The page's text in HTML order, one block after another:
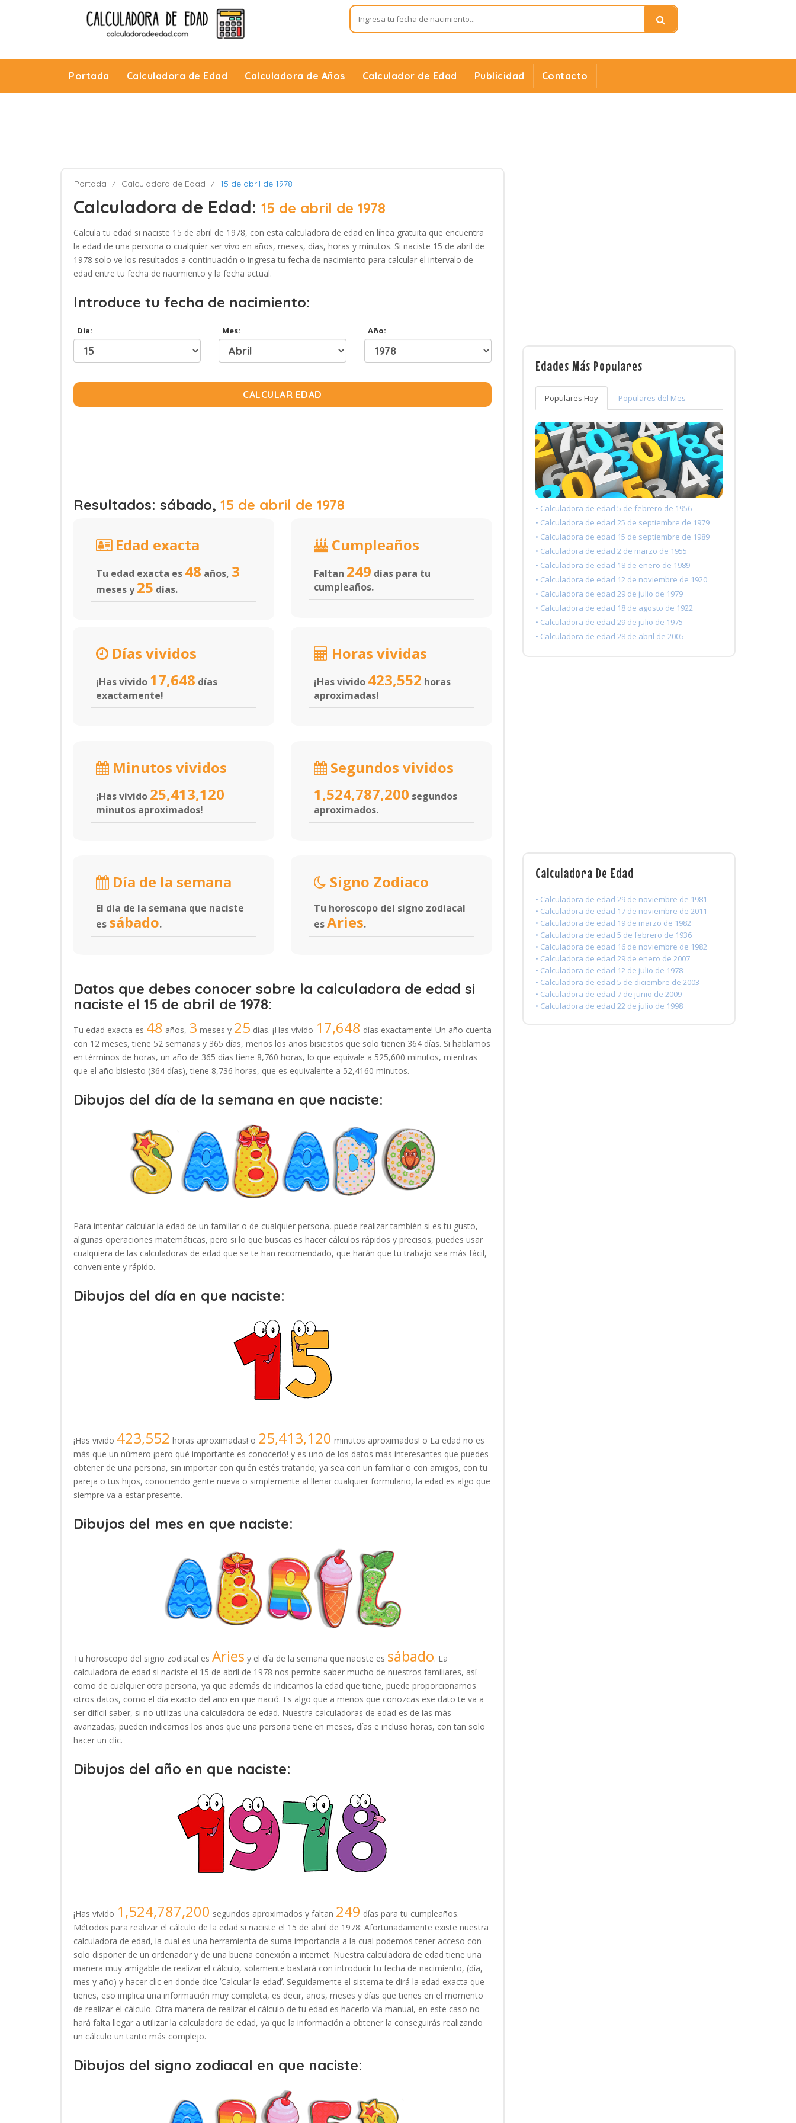
Portada Calculadora de Edad Calculadora de Años Calculador de Edad Publicidad Contacto
Portada Calculadora de Edad 15 de abril de 1978
Calculadora de Edad: 15 de abril de 1978
Calcula tu edad si naciste 15 de abril de 1978, con esta calculadora de edad en línea gratuita que encuentra
la edad de una persona o cualquier ser vivo en años, meses, días, horas y minutos. Si naciste 15 de abril de
1978 solo ve los resultados a continuación o ingresa tu fecha de nacimiento para calcular el intervalo de
edad entre tu fecha de nacimiento y la fecha actual.
Introduce tu fecha de nacimiento:
Día: Mes: Año:
CALCULAR EDAD
Resultados: sábado, 15 de abril de 1978
Edad exacta
Tu edad exacta es 48 años, 3
meses y25 días.
Cumpleaños
Faltan 249 días para tu
cumpleaños.
Días vividos
¡Has vivido 17,648 días
exactamente!
Horas vividas
¡Has vivido 423,552 horas
aproximadas!
Minutos vividos
¡Has vivido 25,413,120
minutos aproximados!
Segundos vividos
1,524,787,200 segundos
aproximados.
Día de la semana
El día de la semana que naciste
es sábado.
Signo Zodiaco
Tu horoscopo del signo zodiacal
esAries.
Datos que debes conocer sobre la calculadora de edad si
naciste el 15 de abril de 1978:
Tu edad exacta es 48 años, 3 meses y 25 días. ¡Has vivido 17,648 días exactamente! Un año cuenta
con 12 meses, tiene 52 semanas y 365 días, menos los años bisiestos que solo tienen 364 días. Si hablamos
en términos de horas, un año de 365 días tiene 8,760 horas, lo que equivale a 525,600 minutos, mientras
que el año bisiesto (364 días), tiene 8,736 horas, que es equivalente a 52,4160 minutos.
Dibujos del día de la semana en que naciste:
Para intentar calcular la edad de un familiar o de cualquier persona, puede realizar también si es tu gusto,
algunas operaciones matemáticas, pero si lo que buscas es hacer cálculos rápidos y precisos, puedes usar
cualquiera de las calculadoras de edad que se te han recomendado, que harán que tu trabajo sea más fácil,
conveniente y rápido.
Dibujos del día en que naciste:
¡Has vivido 423,552 horas aproximadas! o 25,413,120 minutos aproximados! o La edad no es
más que un número ¡pero qué importante es conocerlo! y es uno de los datos más interesantes que puedes
obtener de una persona, sin importar con quién estés tratando; ya sea con un familiar o con amigos, con tu
pareja o tus hijos, conociendo gente nueva o simplemente al llenar cualquier formulario, la edad es algo que
siempre va a estar presente.
Dibujos del mes en que naciste:
Tu horoscopo del signo zodiacal es Aries y el día de la semana que naciste es sábado. La
calculadora de edad si naciste el 15 de abril de 1978 nos permite saber mucho de nuestros familiares, así
como de cualquier otra persona, ya que además de indicarnos la edad que tiene, puede proporcionarnos
otros datos, como el día exacto del año en que nació. Es algo que a menos que conozcas ese dato te va a
ser difícil saber, si no utilizas una calculadora de edad. Nuestra calculadoras de edad es de las más
avanzadas, pueden indicarnos los años que una persona tiene en meses, días e incluso horas, con tan solo
hacer un clic.
Dibujos del año en que naciste:
¡Has vivido 1,524,787,200 segundos aproximados y faltan 249 días para tu cumpleaños.
Métodos para realizar el cálculo de la edad si naciste el 15 de abril de 1978: Afortunadamente existe nuestra
calculadora de edad, la cual es una herramienta de suma importancia a la cual podemos tener acceso con
solo disponer de un ordenador y de una buena conexión a internet. Nuestra calculadora de edad tiene una
manera muy amigable de realizar el cálculo, solamente bastará con introducir tu fecha de nacimiento, (día,
mes y año) y hacer clic en donde dice ʼCalcular la edadʼ. Seguidamente el sistema te dirá la edad exacta que
tienes, eso implica una información muy completa, es decir, años, meses y días que tienes en el momento
de realizar el cálculo. Otra manera de realizar el cálculo de tu edad es hacerlo vía manual, en este caso no
hará falta llegar a utilizar la calculadora de edad, ya que la información a obtener la conseguirás realizando
un cálculo un tanto más complejo.
Dibujos del signo zodiacal en que naciste:
Edades Más Populares
Populares Hoy Populares del Mes
• Calculadora de edad 5 de febrero de 1956
• Calculadora de edad 25 de septiembre de 1979
• Calculadora de edad 15 de septiembre de 1989
• Calculadora de edad 2 de marzo de 1955
• Calculadora de edad 18 de enero de 1989
• Calculadora de edad 12 de noviembre de 1920
• Calculadora de edad 29 de julio de 1979
• Calculadora de edad 18 de agosto de 1922
• Calculadora de edad 29 de julio de 1975
• Calculadora de edad 28 de abril de 2005
Calculadora De Edad
• Calculadora de edad 29 de noviembre de 1981
• Calculadora de edad 17 de noviembre de 2011
• Calculadora de edad 19 de marzo de 1982
• Calculadora de edad 5 de febrero de 1936
• Calculadora de edad 16 de noviembre de 1982
• Calculadora de edad 29 de enero de 2007
• Calculadora de edad 12 de julio de 1978
• Calculadora de edad 5 de diciembre de 2003
• Calculadora de edad 7 de junio de 2009
• Calculadora de edad 22 de julio de 1998